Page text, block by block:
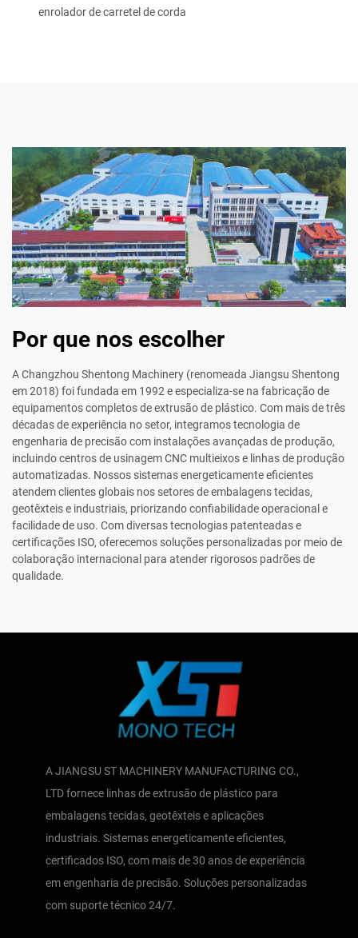
enrolador de carretel de corda
Por que nos escolher
A Changzhou Shentong Machinery (renomeada Jiangsu Shentong
em 2018) foi fundada em 1992 e especializa-se na fabricação de
equipamentos completos de extrusão de plástico. Com mais de três
décadas de experiência no setor, integramos tecnologia de
engenharia de precisão com instalações avançadas de produção,
incluindo centros de usinagem CNC multieixos e linhas de produção
automatizadas. Nossos sistemas energeticamente eficientes
atendem clientes globais nos setores de embalagens tecidas,
geotêxteis e industriais, priorizando confiabilidade operacional e
facilidade de uso. Com diversas tecnologias patenteadas e
certificações ISO, oferecemos soluções personalizadas por meio de
colaboração internacional para atender rigorosos padrões de
qualidade.
A JIANGSU ST MACHINERY MANUFACTURING CO.,
LTD fornece linhas de extrusão de plástico para
embalagens tecidas, geotêxteis e aplicações
industriais. Sistemas energeticamente eficientes,
certificados ISO, com mais de 30 anos de experiência
em engenharia de precisão. Soluções personalizadas
com suporte técnico 24/7.